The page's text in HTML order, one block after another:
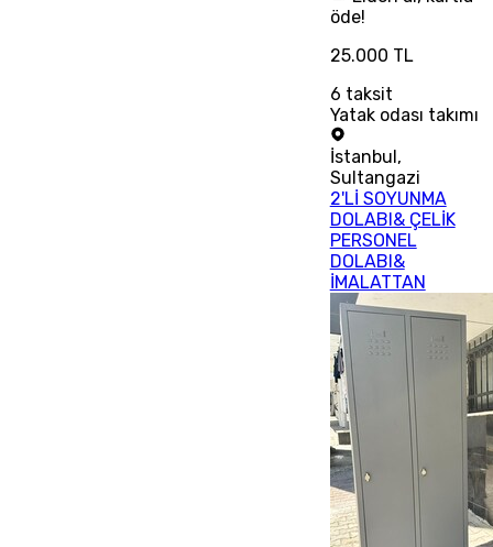
öde!
25.000 TL
6 taksit
Yatak odası takımı
İstanbul ,
Sultangazi
2'Lİ SOYUNMA
DOLABI& ÇELİK
PERSONEL
DOLABI&
İMALATTAN